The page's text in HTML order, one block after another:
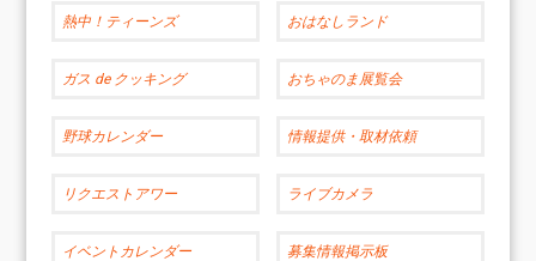
熱中！ティーンズ おはなしランド
ガス de クッキング おちゃのま展覧会
野球カレンダー 情報提供・取材依頼
リクエストアワー ライブカメラ
イベントカレンダー 募集情報掲示板